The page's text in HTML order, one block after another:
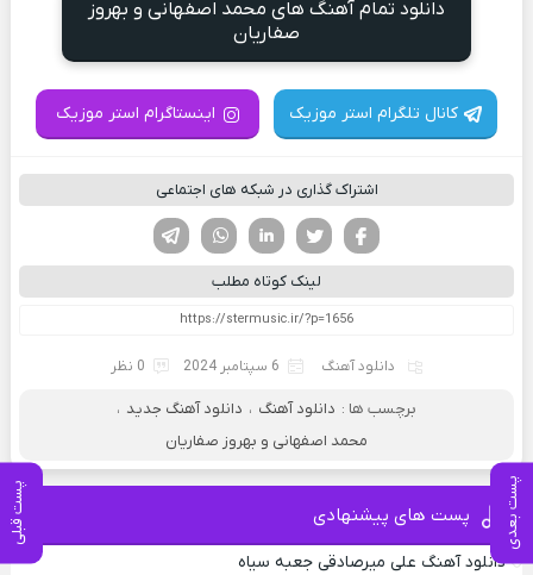
پست بعدی پست قبلی
دانلود تمام آهنگ های محمد اصفهانی و بهروز
صفاریان
کانال تلگرام استر موزیک اینستاگرام استر موزیک
اشتراک گذاری در شبکه های اجتماعی
لینکدین تویتر
فیسوک
لینک کوتاه مطلب
دانلود آهنگ 6 سپتامبر 2024 0 نظر
برچسب ها : دانلود آهنگ ، دانلود آهنگ جدید ،
محمد اصفهانی و بهروز صفاریان
پست های پیشنهادی
دانلود آهنگ علی میرصادقی جعبه سیاه